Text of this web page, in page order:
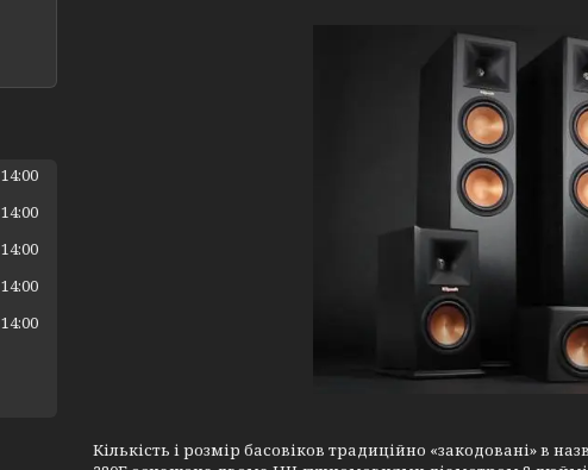
Кількість і розмір басовіков традиційно «закодовані» в
14:00
14:00
14:00
14:00
14:00